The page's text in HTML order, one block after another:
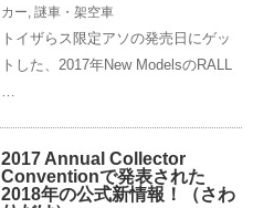
カー 謎車・架空車
トイザらス限定アソの発売日にゲッ
トした、2017年New ModelsのRALL
2017 Annual Collector
Conventionで発表された
2018年の公式新情報！（さわ